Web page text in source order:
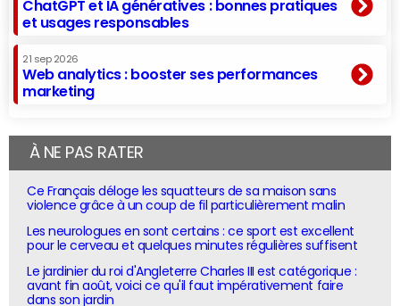
ChatGPT et IA génératives : bonnes pratiques
et usages responsables
21 sep 2026
Web analytics : booster ses performances
marketing
À NE PAS RATER
Ce Français déloge les squatteurs de sa maison sans
violence grâce à un coup de fil particulièrement malin
Les neurologues en sont certains : ce sport est excellent
pour le cerveau et quelques minutes régulières suffisent
Le jardinier du roi d'Angleterre Charles III est catégorique :
avant fin août, voici ce qu'il faut impérativement faire
dans son jardin